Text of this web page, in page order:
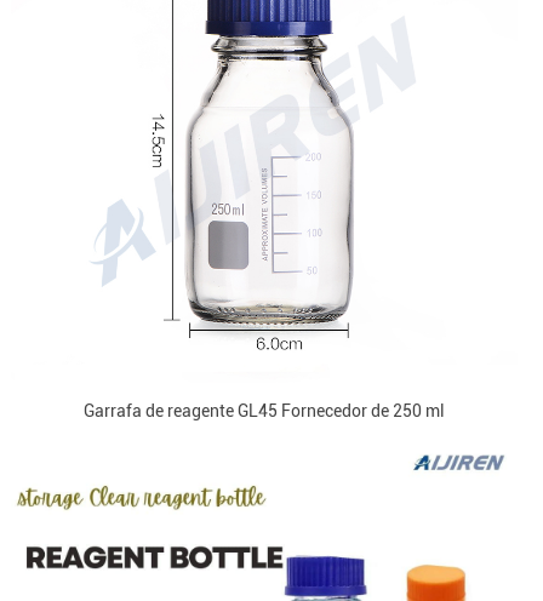
Garrafa de reagente GL45 Fornecedor de 250 ml